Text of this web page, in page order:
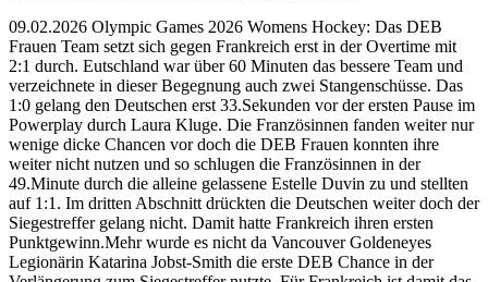
09.02.2026 Olympic Games 2026 Womens Hockey: Das DEB
Frauen Team setzt sich gegen Frankreich erst in der Overtime mit
2:1 durch. Eutschland war über 60 Minuten das bessere Team und
verzeichnete in dieser Begegnung auch zwei Stangenschüsse. Das
1:0 gelang den Deutschen erst 33.Sekunden vor der ersten Pause im
Powerplay durch Laura Kluge. Die Französinnen fanden weiter nur
wenige dicke Chancen vor doch die DEB Frauen konnten ihre
weiter nicht nutzen und so schlugen die Französinnen in der
49.Minute durch die alleine gelassene Estelle Duvin zu und stellten
auf 1:1. Im dritten Abschnitt drückten die Deutschen weiter doch der
Siegestreffer gelang nicht. Damit hatte Frankreich ihren ersten
Punktgewinn.Mehr wurde es nicht da Vancouver Goldeneyes
Legionärin Katarina Jobst-Smith die erste DEB Chance in der